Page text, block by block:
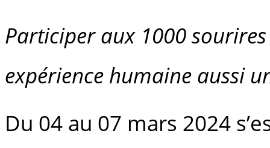
Participer aux 1000
expérience humaine aussi
Du 04 au 07 mars 2024